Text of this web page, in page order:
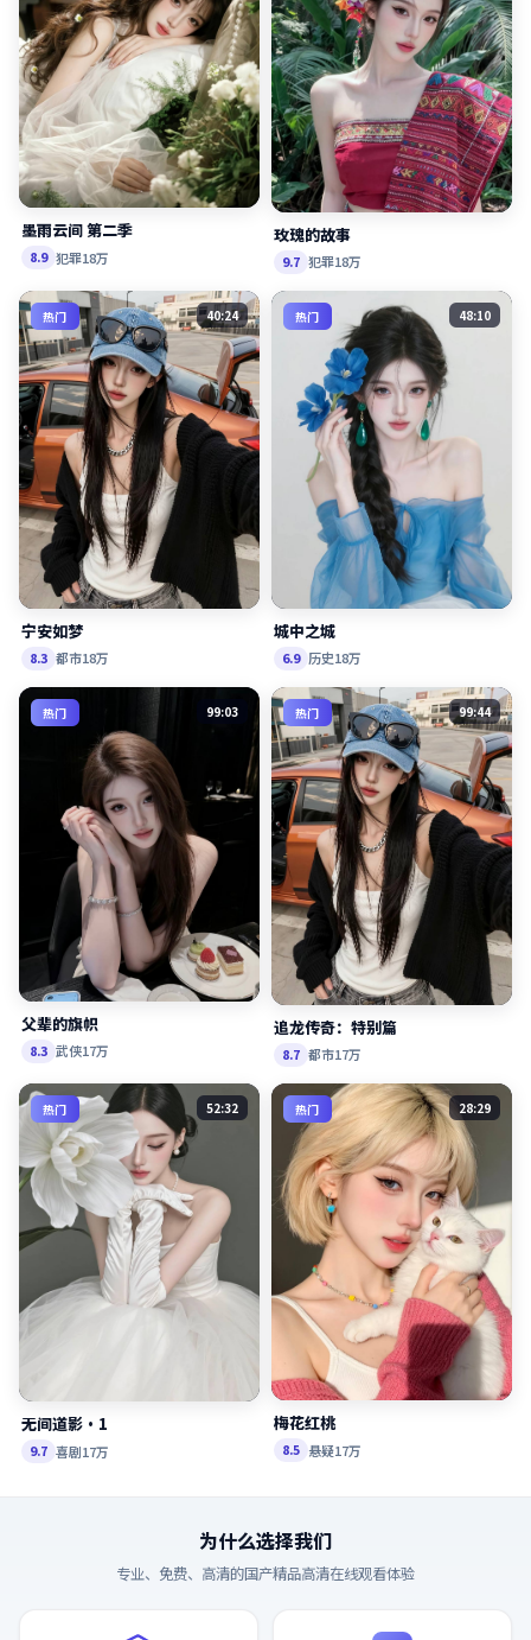
墨雨云间 第二季
8.9 犯罪18万
玫瑰的故事
9.7 犯罪18万
热门 40:24
宁安如梦
8.3 都市18万
热门 48:10
城中之城
6.9 历史18万
热门 99:03
父辈的旗帜
8.3 武侠17万
热门 99:44
追龙传奇：特别篇
8.7 都市17万
热门 52:32
无间道影·1
9.7 喜剧17万
热门 28:29
梅花红桃
8.5 悬疑17万
为什么选择我们
专业、免费、高清的国产精品高清在线观看体验